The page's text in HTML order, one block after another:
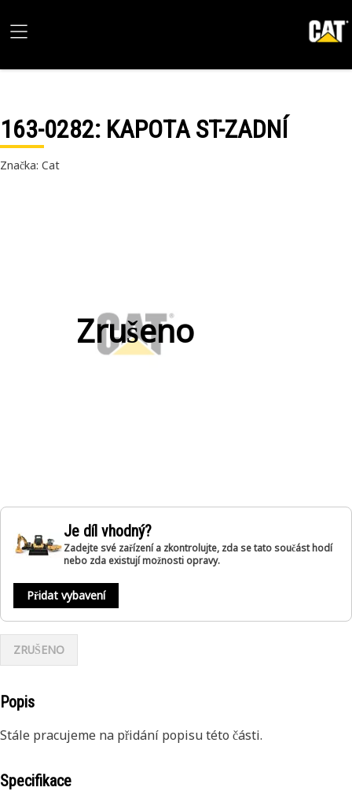
163-0282: KAPOTA ST-ZADNÍ
Značka: Cat
Zrušeno
Je díl vhodný?
Zadejte své zařízení a zkontrolujte, zda se tato součást hodí
nebo zda existují možnosti opravy.
Přidat vybavení
ZRUŠENO
Popis
Stále pracujeme na přidání popisu této části.
Specifikace